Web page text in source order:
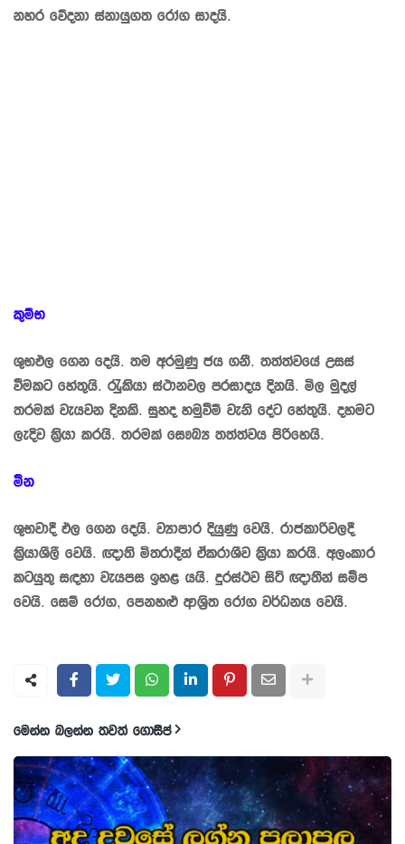
නහර වේදනා ස්නායුගත රෝග සාදයි.
කුම්භ
ශුභඵල ගෙන දෙයි. තම අරමුණු ජය ගනී. තත්ත්වයේ උසස්
වීමකට හේතුයි. රැුකියා ස්ථානවල ප‍්‍රසාදය දිනයි. මිල මුදල්
තරමක් වැයවන දිනකි. සුහද හමුවීම් වැනි දේට හේතුයි. දහමට
ලැදිව කි‍්‍රයා කරයි. තරමක් සෞඛ්‍ය තත්ත්වය පිරිහෙයි.
මීන
ශුභවාදී ඵල ගෙන දෙයි. ව්‍යාපාර දියුණු වෙයි. රාජකාරිවලදී
කි‍්‍රයාශීලී වෙයි. ඥාති මිත‍්‍රාදීන් ඒකරාශීව කි‍්‍රයා කරයි. අලංකාර
කටයුතු සඳහා වැයපස ඉහළ යයි. දුරස්ථව සිටි ඥාතීන් සමීප
වෙයි. සෙම් රෝග, පෙනහළු ආශි‍්‍රත රෝග වර්ධනය වෙයි.
මෙන්න බලන්න තවත් ගොසිප්